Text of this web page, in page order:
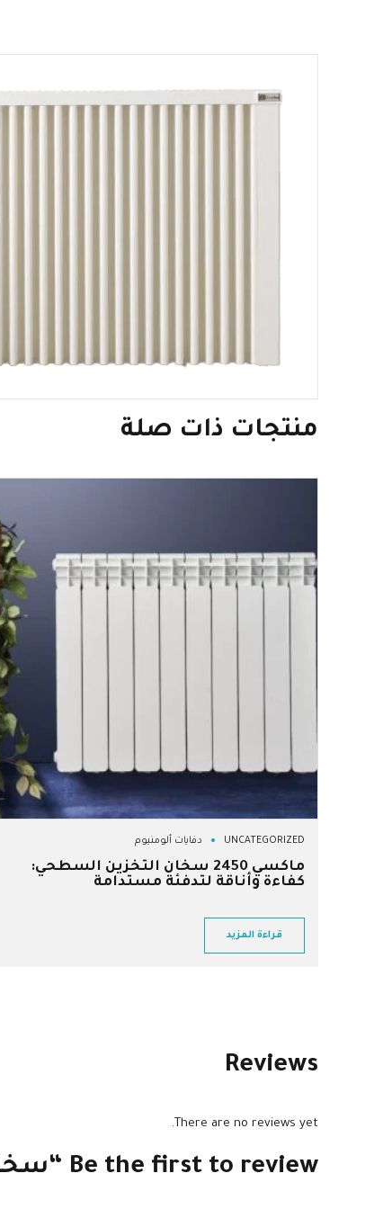
منتجات ذات صلة
UNCATEGORIZED دفايات ألومنيوم
ماكسي 2450 سخان التخزين السطحي:
كفاءة وأناقة لتدفئة مستدامة
قراءة المزيد
Reviews
There are no reviews yet.
Be the first to review “سخان ميدي 1950 – 3 مزايا مذهلة لأداء وكفاءة عالية”